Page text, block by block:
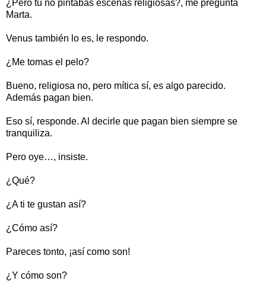
¿Pero tú no pintabas escenas religiosas?, me pregunta
Marta.
Venus también lo es, le respondo.
¿Me tomas el pelo?
Bueno, religiosa no, pero mítica sí, es algo parecido.
Además pagan bien.
Eso sí, responde. Al decirle que pagan bien siempre se
tranquiliza.
Pero oye…, insiste.
¿Qué?
¿A ti te gustan así?
¿Cómo así?
Pareces tonto, ¡así como son!
¿Y cómo son?